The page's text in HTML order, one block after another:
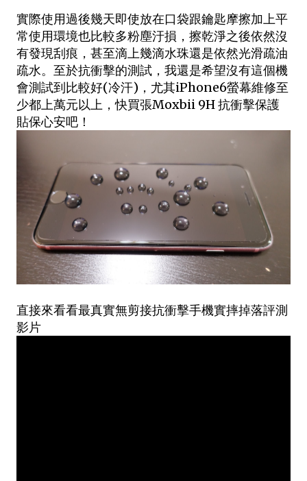
實際使用過後幾天即使放在口袋跟鑰匙摩擦加上平
常使用環境也比較多粉塵汙損，擦乾淨之後依然沒
有發現刮痕，甚至滴上幾滴水珠還是依然光滑疏油
疏水。至於抗衝擊的測試，我還是希望沒有這個機
會測試到比較好(冷汗)，尤其iPhone6螢幕維修至
少都上萬元以上，快買張Moxbii 9H 抗衝擊保護
貼保心安吧！
直接來看看最真實無剪接抗衝擊手機實摔掉落評測
影片